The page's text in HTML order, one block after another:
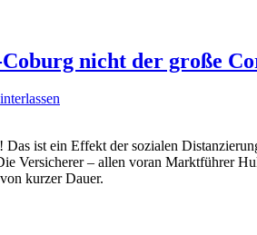
nicht der große
ist ein Effekt der sozialen
Versicherer – allen voran Marktführer
kurzer Dauer.